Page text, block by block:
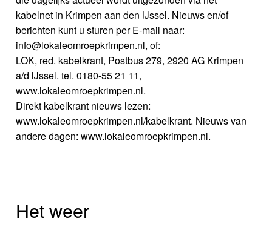
kabelnet in Krimpen aan den IJssel. Nieuws en/of
berichten kunt u sturen per E-mail naar:
info@lokaleomroepkrimpen.nl, of:
LOK, red. kabelkrant, Postbus 279, 2920 AG Krimpen
a/d IJssel. tel. 0180-55 21 11,
www.lokaleomroepkrimpen.nl.
Direkt kabelkrant nieuws lezen:
www.lokaleomroepkrimpen.nl/kabelkrant. Nieuws van
andere dagen: www.lokaleomroepkrimpen.nl.
Het weer